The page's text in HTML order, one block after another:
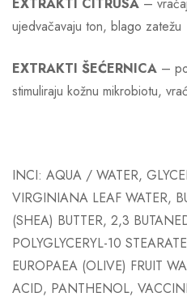
ujedvačavaju ton, blago zatežu​
EXTRAKTI ŠEĆERNICA –
stimuliraju kožnu mikrobiotu,
INCI: AQUA / WATER,
VIRGINIANA LEAF WATER,
(SHEA) BUTTER, 2,3
POLYGLYCERYL-10
EUROPAEA (OLIVE) FRUIT
ACID, PANTHENOL,